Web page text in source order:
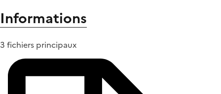
Informations
3 fichiers principaux